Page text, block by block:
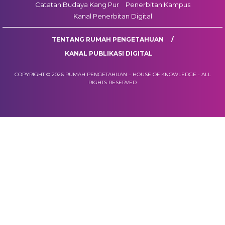
Catatan Budaya Kang Pur
Penerbitan Kampus
Kanal Penerbitan Digital
TENTANG RUMAH PENGETAHUAN
KANAL PUBLIKASI DIGITAL
COPYRIGHT © 2026 RUMAH PENGETAHUAN – HOUSE OF KNOWLEDGE - ALL
RIGHTS RESERVED